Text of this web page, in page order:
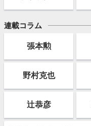
連載コラム
張本勲
野村克也
辻恭彦